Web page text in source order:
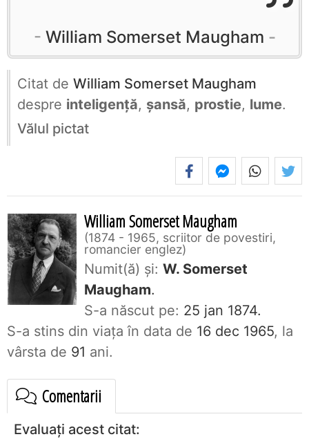
William Somerset Maugham
Citat de William Somerset Maugham
despre inteligență, șansă, prostie, lume.
Vălul pictat
William Somerset Maugham
1874 - 1965, scriitor de povestiri,
romancier englez
Numit(ă) și: W. Somerset
Maugham.
S-a născut pe: 25 jan 1874.
S-a stins din viaţa în data de 16 dec 1965, la
vârsta de 91 ani.
Comentarii
Evaluați acest citat: